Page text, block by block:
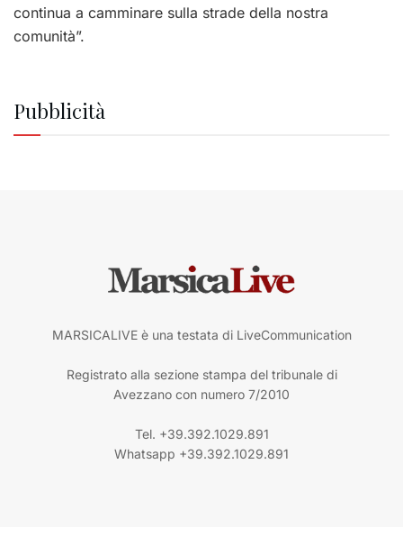
continua a camminare sulla strade della nostra
comunità”.
Pubblicità
MARSICALIVE è una testata di LiveCommunication
Registrato alla sezione stampa del tribunale di
Avezzano con numero 7/2010
Tel. +39.392.1029.891
Whatsapp +39.392.1029.891